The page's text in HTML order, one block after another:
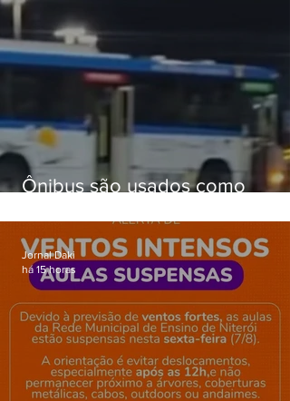
Ônibus são usados como
Gardênia Azul
Jornal Daki
há 15 horas